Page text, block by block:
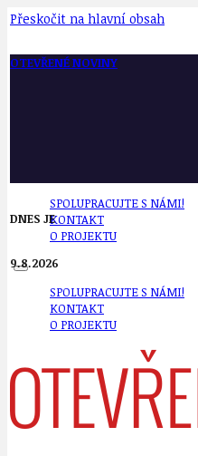
Přeskočit na hlavní obsah
OTEVŘENÉ NOVINY
SPOLUPRACUJTE S NÁMI!
KONTAKT
O PROJEKTU
SPOLUPRACUJTE S NÁMI!
KONTAKT
O PROJEKTU
DNES JE
9.8.2026